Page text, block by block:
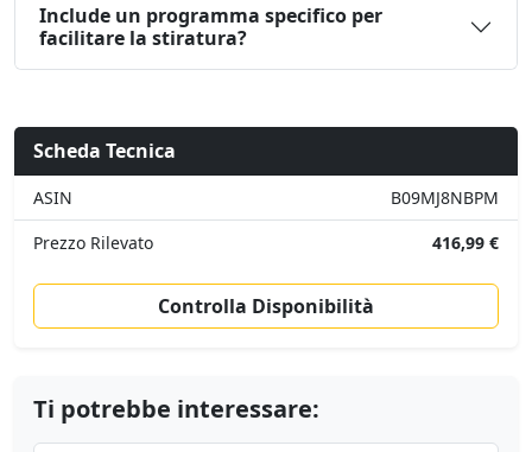
Include un programma specifico per
facilitare la stiratura?
Scheda Tecnica
ASIN
B09MJ8NBPM
Prezzo Rilevato
416,99 €
Controlla Disponibilità
Ti potrebbe interessare: